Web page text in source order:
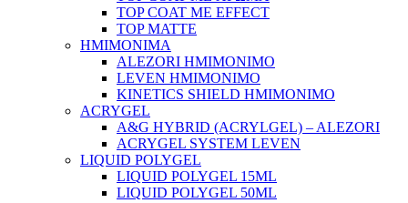
TOP COAT ΜΕ EFFECT
TOP MATTE
ΗΜΙΜΟΝΙΜΑ
ALEZORI ΗΜΙΜΟΝΙΜΟ
LEVEN ΗΜΙΜΟΝΙΜΟ
KINETICS SHIELD ΗΜΙΜΟΝΙΜΟ
ACRYGEL
A&G HYBRID (ACRYLGEL) – ALEZORI
ACRYGEL SYSTEM LEVEN
LIQUID POLYGEL
LIQUID POLYGEL 15ML
LIQUID POLYGEL 50ML